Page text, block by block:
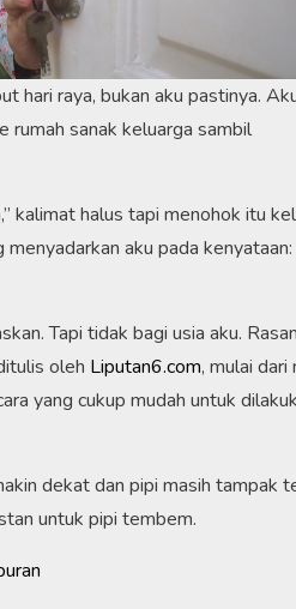
hari raya, bukan aku pastinya.
rumah sanak keluarga sambil
kalimat halus tapi menohok itu
aku pada
Tapi tidak bagi usia aku.
oleh Liputan6.com, mulai
yang cukup mudah untuk
dekat dan pipi masih tampak
untuk pipi tembem.